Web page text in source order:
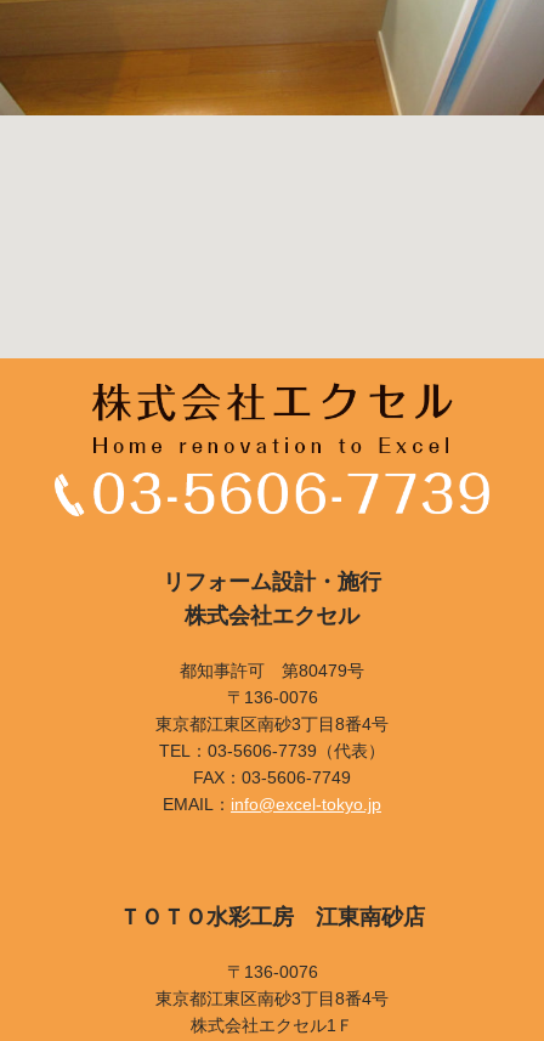
リフォーム設計・施行
株式会社エクセル
都知事許可 第80479号
〒136-0076
東京都江東区南砂3丁目8番4号
TEL：03-5606-7739（代表）
FAX：03-5606-7749
EMAIL： info@excel-tokyo.jp
ＴＯＴＯ水彩工房 江東南砂店
〒136-0076
東京都江東区南砂3丁目8番4号
株式会社エクセル1Ｆ